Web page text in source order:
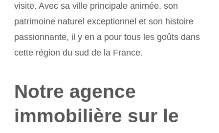
visite. Avec sa ville principale animée, son
patrimoine naturel exceptionnel et son histoire
passionnante, il y en a pour tous les goûts dans
cette région du sud de la France.
Notre agence
immobilière sur le